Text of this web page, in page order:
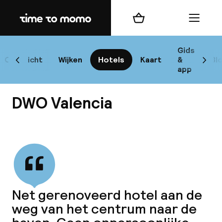
Home
Overzicht Wijken Hotels Kaart
Gids
&
app
Scroll naar links
Winkelmand Menu
DWO Valencia
Net gerenoveerd hotel aan de
weg van het centrum naar de